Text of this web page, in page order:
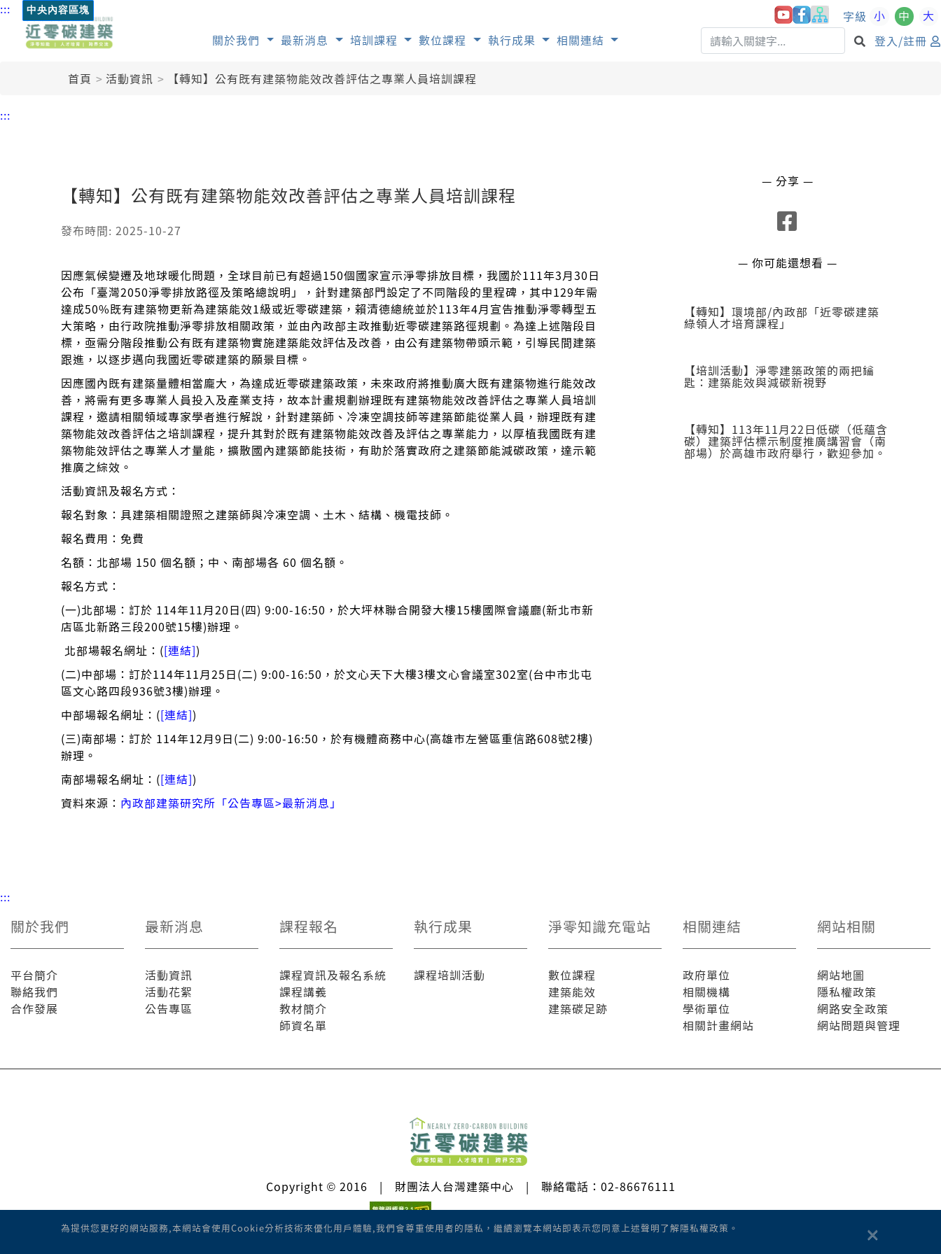
::: 中央內容區塊
關於我們 最新消息 培訓課程 數位課程 執行成果 相關連結
字級 小 中
大
登入/註冊
首頁 活動資訊 【轉知】公有既有建築物能效改善評估之專業人員培訓課程
:::
【轉知】公有既有建築物能效改善評估之專業人員培訓課程
發布時間: 2025-10-27
因應氣候變遷及地球暖化問題，全球目前已有超過150個國家宣示淨零排放目標，我國於111年3月30日
公布「臺灣2050淨零排放路徑及策略總說明」，針對建築部門設定了不同階段的里程碑，其中129年需
達成50%既有建築物更新為建築能效1級或近零碳建築，賴清德總統並於113年4月宣告推動淨零轉型五
大策略，由行政院推動淨零排放相關政策，並由內政部主政推動近零碳建築路徑規劃。為達上述階段目
標，亟需分階段推動公有既有建築物實施建築能效評估及改善，由公有建築物帶頭示範，引導民間建築
跟進，以逐步邁向我國近零碳建築的願景目標。
因應國內既有建築量體相當龐大，為達成近零碳建築政策，未來政府將推動廣大既有建築物進行能效改
善，將需有更多專業人員投入及產業支持，故本計畫規劃辦理既有建築物能效改善評估之專業人員培訓
課程，邀請相關領域專家學者進行解說，針對建築師、冷凍空調技師等建築節能從業人員，辦理既有建
築物能效改善評估之培訓課程，提升其對於既有建築物能效改善及評估之專業能力，以厚植我國既有建
築物能效評估之專業人才量能，擴散國內建築節能技術，有助於落實政府之建築節能減碳政策，達示範
推廣之綜效。
活動資訊及報名方式：
報名對象：具建築相關證照之建築師與冷凍空調、土木、結構、機電技師。
報名費用：免費
名額：北部場 150 個名額；中、南部場各 60 個名額。
報名方式：
(一)北部場：訂於 114年11月20日(四) 9:00-16:50，於大坪林聯合開發大樓15樓國際會議廳(新北市新
店區北新路三段200號15樓)辦理。
北部場報名網址：([連結])
(二)中部場：訂於114年11月25日(二) 9:00-16:50，於文心天下大樓3樓文心會議室302室(台中市北屯
區文心路四段936號3樓)辦理。
中部場報名網址：([連結])
(三)南部場：訂於 114年12月9日(二) 9:00-16:50，於有機體商務中心(高雄市左營區重信路608號2樓)
辦理。
南部場報名網址：([連結])
資料來源： 內政部建築研究所「公告專區>最新消息」
— 分享 —
— 你可能還想看 —
【轉知】環境部/內政部「近零碳建築
綠領人才培育課程」
【培訓活動】淨零建築政策的兩把鑰
匙：建築能效與減碳新視野
【轉知】113年11月22日低碳（低蘊含
碳）建築評估標示制度推廣講習會（南
部場）於高雄市政府舉行，歡迎參加。
:::
關於我們
平台簡介
聯絡我們
合作發展
最新消息
活動資訊
活動花絮
公告專區
課程報名
課程資訊及報名系統
課程講義
教材簡介
師資名單
執行成果
課程培訓活動
淨零知識充電站
數位課程
建築能效
建築碳足跡
相關連結
政府單位
相關機構
學術單位
相關計畫網站
網站相關
網站地圖
隱私權政策
網路安全政策
網站問題與管理
Copyright © 2016 | 財團法人台灣建築中心 | 聯絡電話：02-86676111
×
為提供您更好的網站服務,本網站會使用Cookie分析技術來優化用戶體驗,我們會尊重使用者的隱私，繼續瀏覽本網站即表示您同意上述聲明了解隱私權政策。